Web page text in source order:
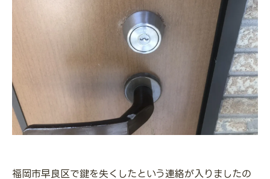
福岡市早良区で鍵を失くしたという連絡が入りましたの